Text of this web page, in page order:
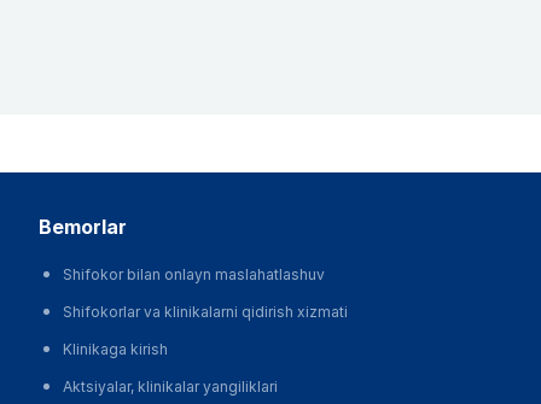
bemorlar
Shifokor bilan onlayn maslahatlashuv
Shifokorlar va klinikalarni qidirish xizmati
Klinikaga kirish
Aktsiyalar, klinikalar yangiliklari